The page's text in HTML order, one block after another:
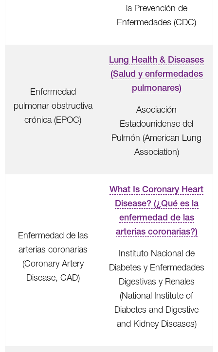
la Prevención de
Enfermedades (CDC)
Enfermedad
pulmonar obstructiva
crónica (EPOC)
Lung Health & Diseases
(Salud y enfermedades
pulmonares)
Asociación
Estadounidense del
Pulmón (American Lung
Association)
Enfermedad de las
arterias coronarias
(Coronary Artery
Disease, CAD)
What Is Coronary Heart
Disease? (¿Qué es la
enfermedad de las
arterias coronarias?)
Instituto Nacional de
Diabetes y Enfermedades
Digestivas y Renales
(National Institute of
Diabetes and Digestive
and Kidney Diseases)